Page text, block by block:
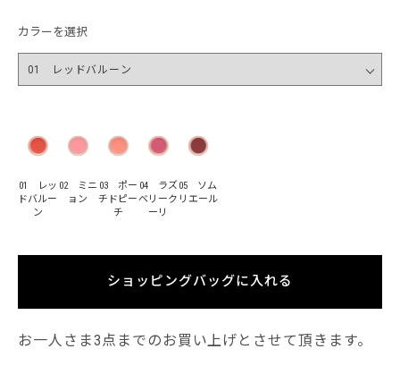
カラーを選択
01 レッ
ドバルー
ン
02 ミニ
ョン
03 ポー
チドピー
チ
04 ラズ
ベリーク
ーリ
05 ソム
リエール
ショッピングバッグに入れる
お一人さま3点までのお買い上げとさせて頂きます。